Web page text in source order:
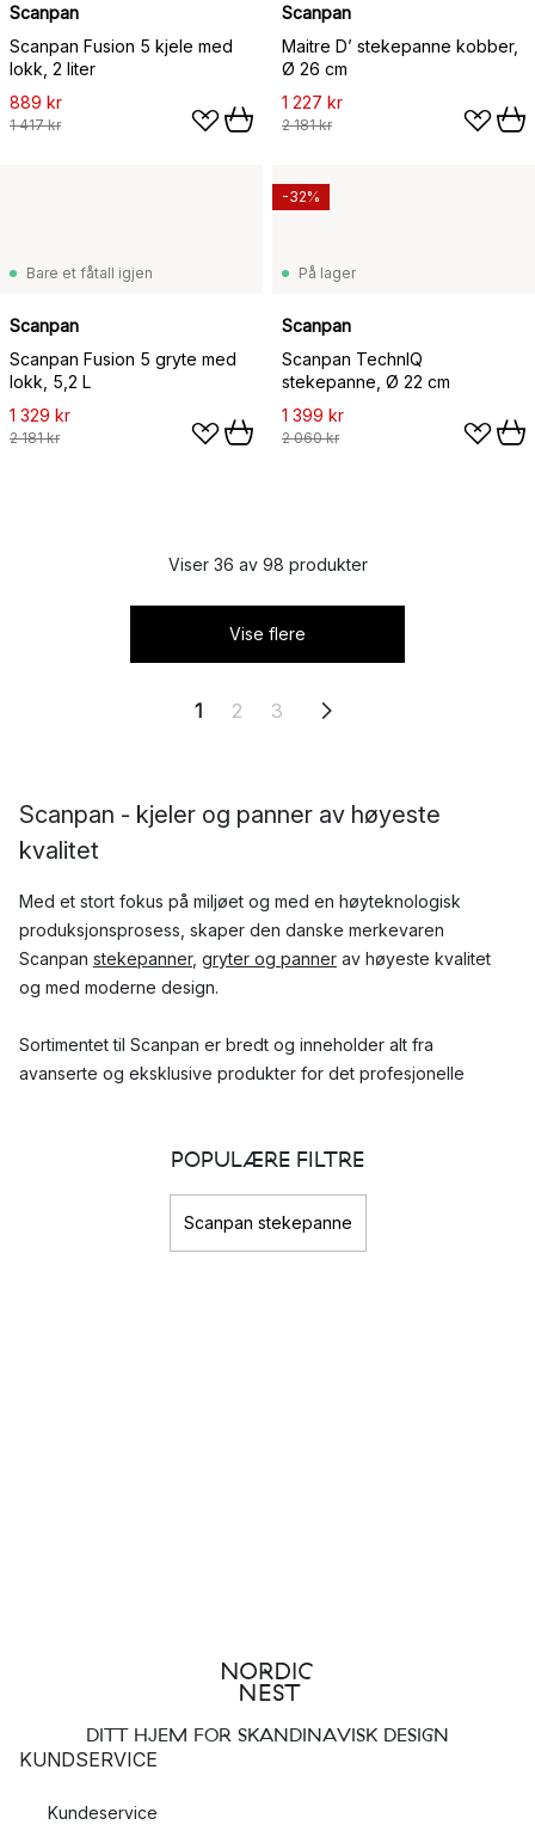
Scanpan
Scanpan Fusion 5 kjele med
lokk, 2 liter
889 kr
1 417 kr
Scanpan
Maitre D’ stekepanne kobber,
Ø 26 cm
1 227 kr
2 181 kr
Bare et fåtall igjen
Scanpan
Scanpan Fusion 5 gryte med
lokk, 5,2 L
1 329 kr
2 181 kr
På lager
Scanpan
Scanpan TechnIQ
stekepanne, Ø 22 cm
1 399 kr
2 060 kr
-32%
Viser 36 av 98 produkter
Vise flere
1 2 3
Scanpan - kjeler og panner av høyeste
kvalitet
Med et stort fokus på miljøet og med en høyteknologisk
produksjonsprosess, skaper den danske merkevaren
Scanpan stekepanner, gryter og panner av høyeste kvalitet
og med moderne design.
Sortimentet til Scanpan er bredt og inneholder alt fra
avanserte og eksklusive produkter for det profesjonelle
Hvilke serier fra Scanpan er mest populære?
Når ble Scanpan grunnlagt?
med å skape og produsere kjøkkenutstyr av høyeste kvalitet.
POPULÆRE FILTRE
Scanpan stekepanne
DITT HJEM FOR SKANDINAVISK DESIGN
KUNDSERVICE
Kundeservice